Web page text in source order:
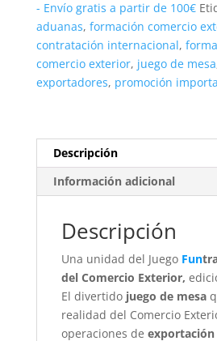
cantidad
- Envío gratis a partir de 100€
aduanas, formación comercio
contratación internacional,
comercio exterior, juego de mesa
exportadores, promoción
Descripción
Información adicional
Descripción
Una unidad del Juego Fun
del Comercio Exterior,
El divertido juego de mesa
realidad del Comercio
operaciones de